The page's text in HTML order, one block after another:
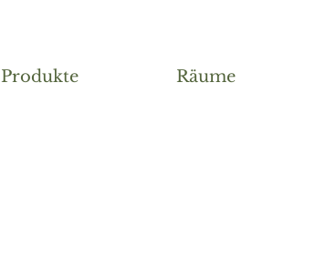
Produkte Räume